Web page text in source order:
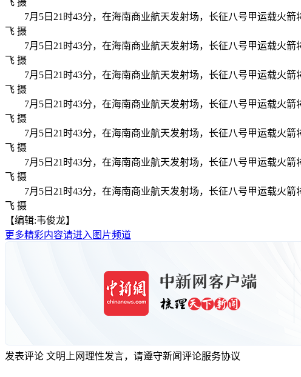
7月5日21时43分，在海南商业航天发射场，长征八号甲运载火
飞 摄
7月5日21时43分，在海南商业航天发射场，长征八号甲运载火
飞 摄
7月5日21时43分，在海南商业航天发射场，长征八号甲运载火
飞 摄
7月5日21时43分，在海南商业航天发射场，长征八号甲运载火
飞 摄
7月5日21时43分，在海南商业航天发射场，长征八号甲运载火
飞 摄
7月5日21时43分，在海南商业航天发射场，长征八号甲运载火
飞 摄
7月5日21时43分，在海南商业航天发射场，长征八号甲运载火
飞 摄
【编辑:韦俊龙】
更多精彩内容请进入图片频道
发表评论 文明上网理性发言，请遵守新闻评论服务协议